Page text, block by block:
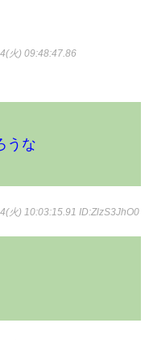
火) 09:48:47.86
うな
火) 10:03:15.91 ID:ZlzS3JhO0